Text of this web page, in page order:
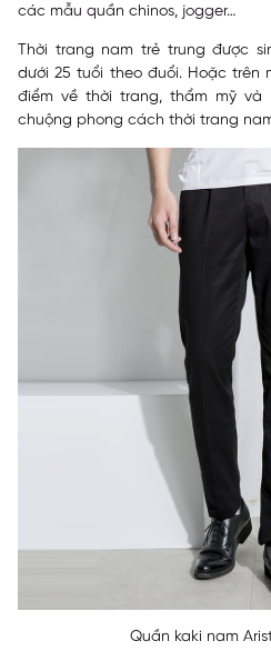
các mẫu quần chinos, jogger…
Thời trang nam trẻ trung được
dưới 25 tuổi theo đuổi. Hoặc trên
điểm về thời trang, thẩm mỹ
chuộng phong cách thời trang
Quần kaki nam